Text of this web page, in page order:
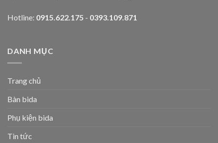
Hotline: 0915.622.175 - 0393.109.871
DANH MỤC
Trang chủ
Bàn bida
Phụ kiện bida
Tin tức